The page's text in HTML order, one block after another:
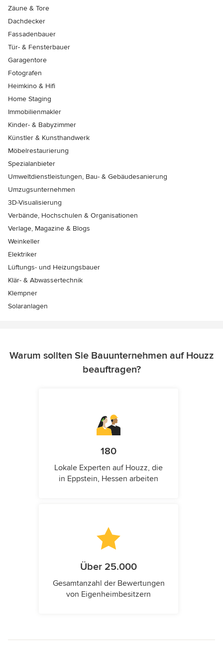
Zäune & Tore
Dachdecker
Fassadenbauer
Tür- & Fensterbauer
Garagentore
Fotografen
Heimkino & Hifi
Home Staging
Immobilienmakler
Kinder- & Babyzimmer
Künstler & Kunsthandwerk
Möbelrestaurierung
Spezialanbieter
Umweltdienstleistungen, Bau- & Gebäudesanierung
Umzugsunternehmen
3D-Visualisierung
Verbände, Hochschulen & Organisationen
Verlage, Magazine & Blogs
Weinkeller
Elektriker
Lüftungs- und Heizungsbauer
Klär- & Abwassertechnik
Klempner
Solaranlagen
Warum sollten Sie Bauunternehmen auf Houzz
beauftragen?
180
Lokale Experten auf Houzz, die
in Eppstein, Hessen arbeiten
Über 25.000
Gesamtanzahl der Bewertungen
von Eigenheimbesitzern